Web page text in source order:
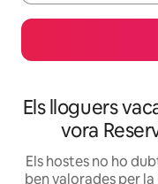
Els lloguers
vora
Els hostes no ho
ben valorades per